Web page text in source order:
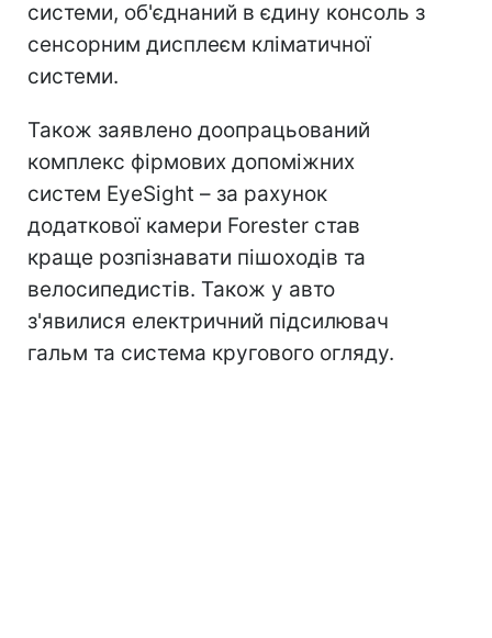
системи, об'єднаний в єдину консоль з
сенсорним дисплеєм кліматичної
системи.
Також заявлено доопрацьований
комплекс фірмових допоміжних
систем EyeSight – за рахунок
додаткової камери Forester став
краще розпізнавати пішоходів та
велосипедистів. Також у авто
з'явилися електричний підсилювач
гальм та система кругового огляду.